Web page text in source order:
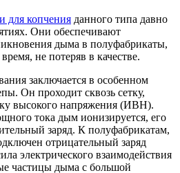
для копчения данного типа давно
Они обеспечивают
дыма в полуфабрикаты,
не потеряв в качестве.
заключается в особенном
Он проходит сквозь сетку,
высокого напряжения (ИВН).
тока дым ионизируется, его
заряд. К полуфабрикатам,
отрицательный заряд
электрического взаимодействия
частицы дыма с большой